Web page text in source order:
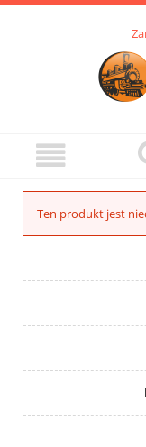
Ten produkt jest